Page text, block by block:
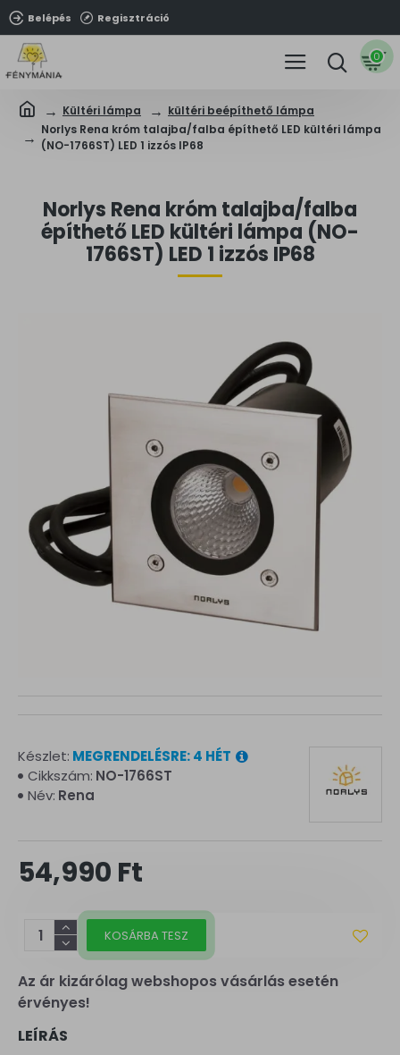
Belépés Regisztráció
0
Kültéri lámpa
kültéri beépíthető lámpa
Norlys Rena króm talajba/falba építhető LED kültéri lámpa
(NO-1766ST) LED 1 izzós IP68
Norlys Rena króm talajba/falba
építhető LED kültéri lámpa (NO-
1766ST) LED 1 izzós IP68
Az ár kizárólag webshopos vásárlás esetén
érvényes!
54,990 Ft
Készlet: MEGRENDELÉSRE: 4 HÉT
Cikkszám: NO-1766ST
Név: Rena
KOSÁRBA TESZ
LEÍRÁS